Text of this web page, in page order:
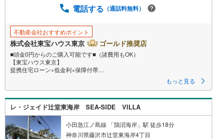
存
す
る
電話する （通話料無料）
不動産会社おすすめポイント
株式会社東宝ハウス東京 ゴールド推奨店
■頭金0円からのご購入可能です■（諸費用もOK）
【東宝ハウス東京】
提携住宅ローン×低金利×保障付帯
【Yahoo！ 不動産キャンペーン対象店舗】
当店で物件を成約するとPayPayボーナスライトがもらえる
「Yahoo！ 不動産 物件ご成約キャンペーン」の対象になります。
「資料をもらう」「見学予約をする」ボタンからお問い合わせください。
※必ずYahoo！ JAPAN IDでログインしてください。
※PayPayボーナスライトは出金と譲渡はできません。
もっと見る
レ・ジェイド辻堂東海岸 SEA-SIDE VILLA
小田急江ノ島線 「鵠沼海岸」駅 徒歩18分
神奈川県藤沢市辻堂東海岸4丁目